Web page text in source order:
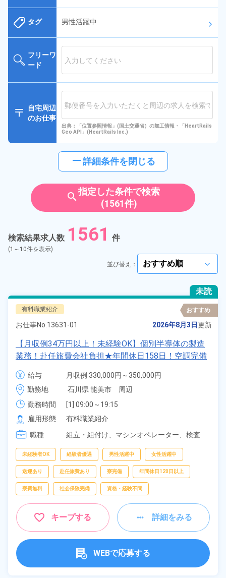
タグ 男性活躍中 arrow_forward_ios
フリーワ
ード
自宅周辺
のお仕事
出典：「位置参照情報」(国土交通省）の加工情報・「HeartRails
Geo API」(HeartRails Inc.)
horizontal_rule詳細条件を閉じる
search指定した条件で検索
(1561件)
検索結果求人数 1561 件
(1～10件を表示)
並び替え： arrow_forward_ios
未読
有料職業紹介 おすすめ
お仕事No. 13631-01 2026年8月3日更新
【月収例34万円以上！未経験OK】個別半導体の製造
業務！赴任旅費会社負担★年間休日158日！空調完備
で快適作業★20代～40代までの男女活躍中！お友達
やカップルとの応募OK◎作業着無償貸与★《石川県
能美市》
給与
月収例 330,000円～350,000円
時給 1,500円～1,500円
勤務地
石川県 能美市　周辺
勤務時間
[1] 09:00～19:15
[2] 21:00～07:15
雇用形態
有料職業紹介
職種
組立・組付け、 マシンオペレーター、 検査
未経験者OK 経験者優遇 男性活躍中 女性活躍中
送迎あり 赴任旅費あり 寮完備 年間休日120日以上
寮費無料 社会保険完備 資格・経験不問
キープする 詳細をみる
WEBで応募する